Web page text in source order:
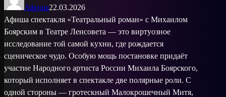
Афиша22.03.2026
Афиша спектакля «Театральный роман» с Михаилом
Боярским в Театре Ленсовета — это виртуозное
исследование той самой кухни, где рождается
сценическое чудо. Особую мощь постановке придаёт
участие Народного артиста России Михаила Боярского,
который исполняет в спектакле две полярные роли. С
одной стороны — гротескный Малокрошечный Митя,